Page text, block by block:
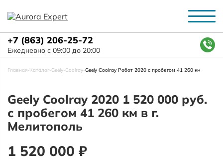
+7 (863) 206-25-72
Ежедневно с 09:00 до 20:00
Главная-Каталог-Geely-Coolray-Geely Coolray Робот 2020 с пробегом 41 260 км
Geely Coolray 2020 1 520 000 руб.
с пробегом 41 260 км в г.
Мелитополь
1 520 000 ₽